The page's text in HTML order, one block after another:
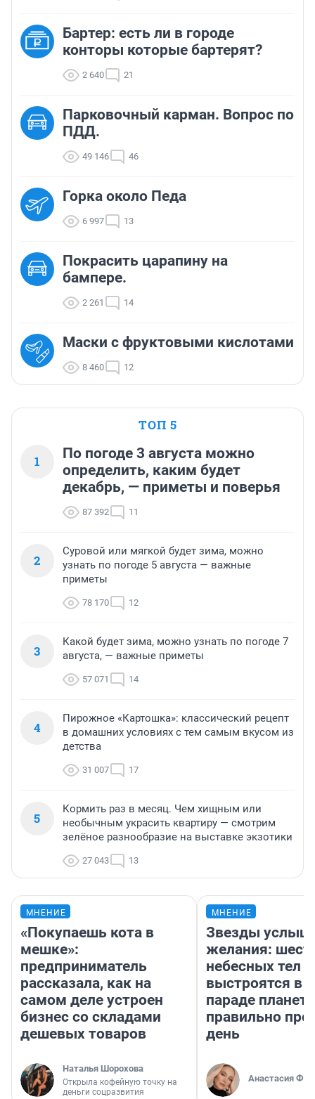
Бартер: есть ли в городе
конторы которые бартерят?
2 640 21
Парковочный карман. Вопрос по
ПДД.
49 146 46
Горка около Педа
6 997 13
Покрасить царапину на
бампере.
2 261 14
Маски с фруктовыми кислотами
8 460 12
ТОП 5
1
По погоде 3 августа можно
определить, каким будет
декабрь, — приметы и поверья
87 392 11
2
Суровой или мягкой будет зима, можно
узнать по погоде 5 августа — важные
приметы
78 170 12
3
Какой будет зима, можно узнать по погоде 7
августа, — важные приметы
57 071 14
4
Пирожное «Картошка»: классический рецепт
в домашних условиях с тем самым вкусом из
детства
31 007 17
5
Кормить раз в месяц. Чем хищным или
необычным украсить квартиру — смотрим
зелёное разнообразие на выставке экзотики
27 043 13
МНЕНИЕ
«Покупаешь кота в
мешке»:
предприниматель
рассказала, как на
самом деле устроен
бизнес со складами
дешевых товаров
Наталья Шорохова
Открыла кофейную точку на
деньги соцразвития
МНЕНИЕ
Звезды
желания:
небесных тел
выстроятся в
параде планет
правильно
день
Анастасия